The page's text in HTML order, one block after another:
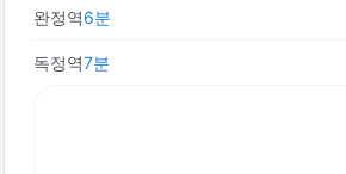
완정역6분
독정역7분